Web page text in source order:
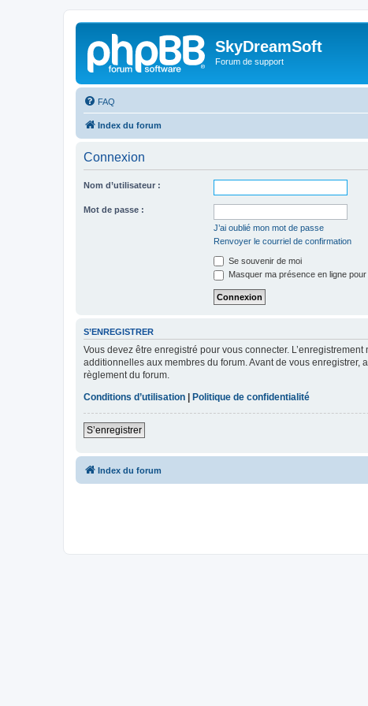
SkyDreamSoft
Forum de support
FAQ
Index du forum
Connexion
Nom d’utilisateur :
Mot de passe :
J’ai oublié mon mot de passe
Renvoyer le courriel de confirmation
Se souvenir de moi
Masquer ma présence en ligne
S’ENREGISTRER
Vous devez être enregistré pour vous connecter.
additionnelles aux membres du forum. Avant de vous enregistrer,
règlement du forum.
Conditions d’utilisation
Politique de confidentialité
S’enregistrer
Index du forum